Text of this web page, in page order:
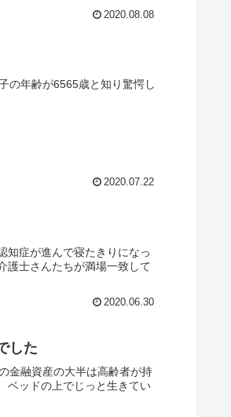
2020.08.08
の年齢が6565歳と知り驚愕し
2020.07.22
知症が進んで寝たきりになっ
護士さんたちが満場一致して
2020.06.30
した
金融資産の大半は高齢者が持
ベッドの上でじっと生きてい